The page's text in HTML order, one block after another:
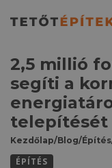
2,5 millió
segíti a
telepítését
Kezdőlap/Blog/Építés
ÉPÍTÉS